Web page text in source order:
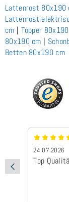
Lattenrost 80x190
Lattenrost
cm | Topper
80x190 cm |
Betten 80x190 cm
24.07.2026
Top